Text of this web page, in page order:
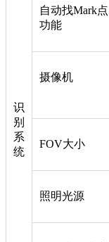
识
别
系
统
自动找Mark点
功能
摄像机
FOV大小
照明光源